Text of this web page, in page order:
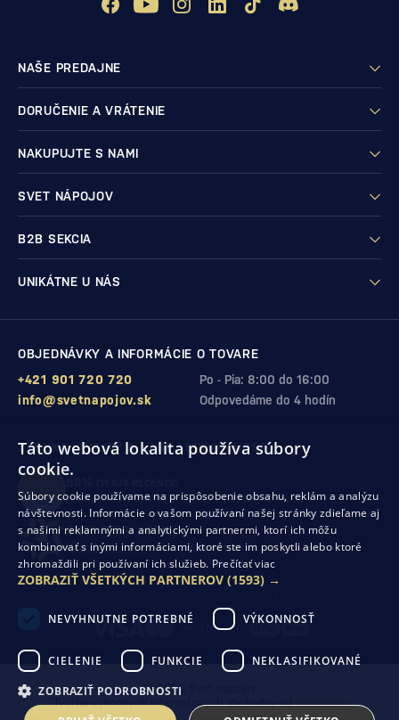
NAŠE PREDAJNE
DORUČENIE A VRÁTENIE
NAKUPUJTE S NAMI
SVET NÁPOJOV
B2B SEKCIA
UNIKÁTNE U NÁS
OBJEDNÁVKY A INFORMÁCIE O TOVARE
Po - Pia: 8:00 do 16:00
+421 901 720 720
Odpovedáme do 4 hodín
info@svetnapojov.sk
ZÁRUKA KVALITY A VAŠEJ SPOKOJNOSTI
zákazníkov odporúča nákup v našom obchode
SHOP ROKU 2024
10. rok po sebesme získali ocenenie od Heureka
Odstúpenie od zmluvy
© 2026 Svet nápojov
Tvorba výkonných internetových obchodov odRIESENIA
Táto webová lokalita používa súbory
cookie.
Súbory cookie používame na prispôsobenie obsahu, reklám a analýzu
návštevnosti. Informácie o vašom používaní našej stránky zdieľame aj
s našimi reklamnými a analytickými partnermi, ktorí ich môžu
kombinovať s inými informáciami, ktoré ste im poskytli alebo ktoré
zhromaždili pri používaní ich služieb. Prečítať viac
ZOBRAZIŤ VŠETKÝCH PARTNEROV (1593) →
NEVYHNUTNE POTREBNÉ VÝKONNOSŤ
CIELENIE FUNKCIE NEKLASIFIKOVANÉ
ZOBRAZIŤ PODROBNOSTI